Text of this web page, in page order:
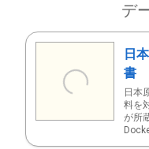
デ
日
書
日本
料を
が所